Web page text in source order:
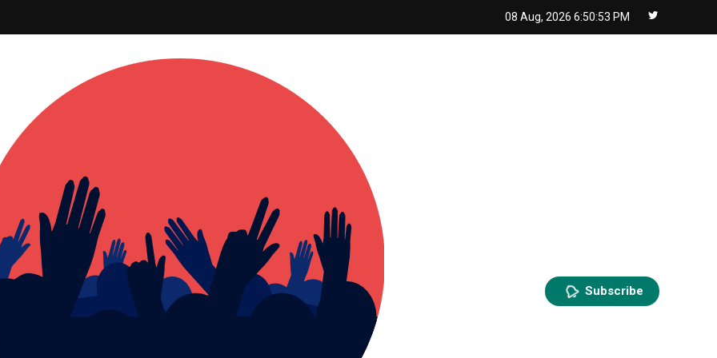
08 Aug, 2026 6:50:54 PM
Subscribe